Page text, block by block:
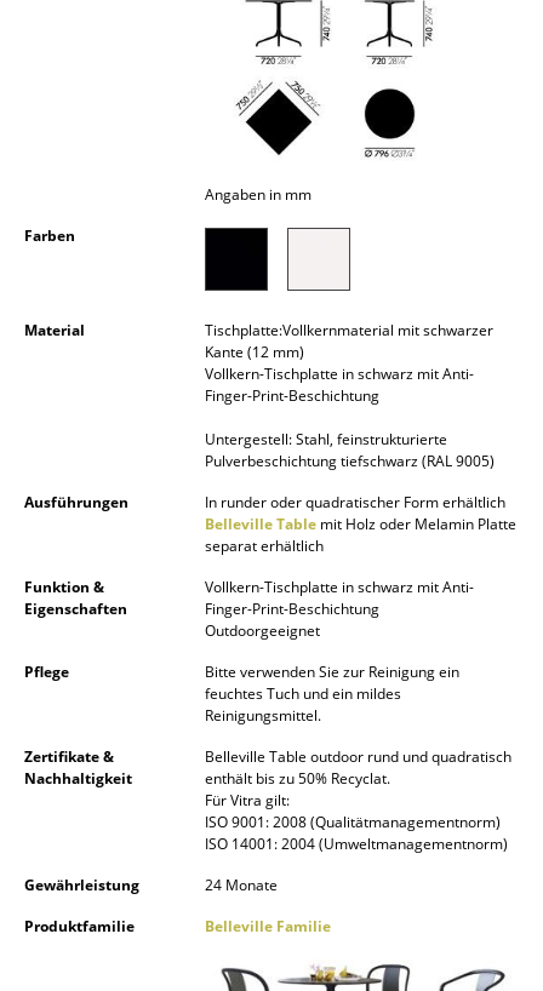
... alle Aufbewahrungsmöbel
Hängeleuchten & Deckenleuchten
Schreibtischleuchten
Bodenleuchten
... alle Leuchten
Betten
Einzelbetten
Kinderbetten
Nachttische & Bettzubehör
Accessoires
Angaben in mm
Farben
Material
Tischplatte:Vollkernmaterial mit schwarzer
Kante (12 mm)
Vollkern-Tischplatte in schwarz mit Anti-
Finger-Print-Beschichtung
Untergestell: Stahl, feinstrukturierte
Pulverbeschichtung tiefschwarz (RAL 9005)
Ausführungen
In runder oder quadratischer Form erhältlich
Belleville Table mit Holz oder Melamin Platte
separat erhältlich
Funktion &
Eigenschaften
Vollkern-Tischplatte in schwarz mit Anti-
Finger-Print-Beschichtung
Outdoorgeeignet
Pflege
Bitte verwenden Sie zur Reinigung ein
feuchtes Tuch und ein mildes
Reinigungsmittel.
Zertifikate &
Nachhaltigkeit
Belleville Table outdoor rund und quadratisch
enthält bis zu 50% Recyclat.
Für Vitra gilt:
ISO 9001: 2008 (Qualitätmanagementnorm)
ISO 14001: 2004 (Umweltmanagementnorm)
Gewährleistung
24 Monate
Produktfamilie
Belleville Familie